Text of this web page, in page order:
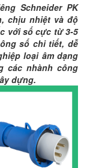
Schneider PK
chịu nhiệt và độ
với số cực từ 3-5
số chi tiết, dễ
loại âm dạng
các nhành công
dựng.